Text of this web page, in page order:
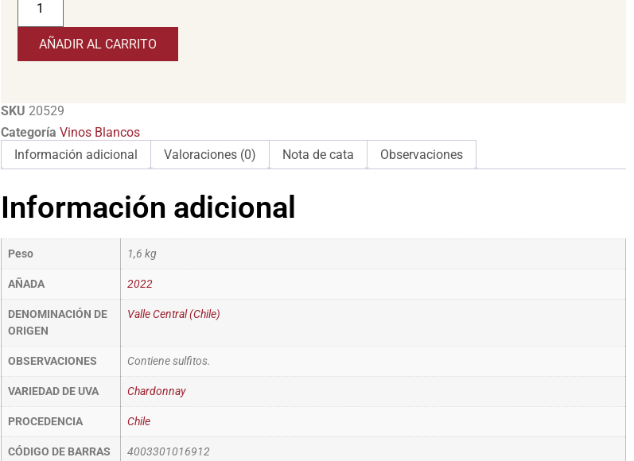
AÑADIR AL CARRITO
SKU 20529
Categoría Vinos Blancos
Información adicional
Valoraciones (0) Nota de cata Observaciones
Información adicional
Peso 1,6 kg
AÑADA 2022
DENOMINACIÓN DE
ORIGEN
Valle Central (Chile)
OBSERVACIONES Contiene sulfitos.
VARIEDAD DE UVA Chardonnay
PROCEDENCIA Chile
CÓDIGO DE BARRAS 4003301016912